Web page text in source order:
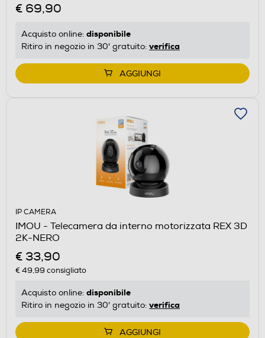
€ 69,90
Acquisto online: disponibile
Ritiro in negozio in 30' gratuito: verifica
AGGIUNGI
IP CAMERA
IMOU - Telecamera da interno motorizzata REX 3D
2K-NERO
€ 33,90
€ 49,99 consigliato
Acquisto online: disponibile
Ritiro in negozio in 30' gratuito: verifica
AGGIUNGI